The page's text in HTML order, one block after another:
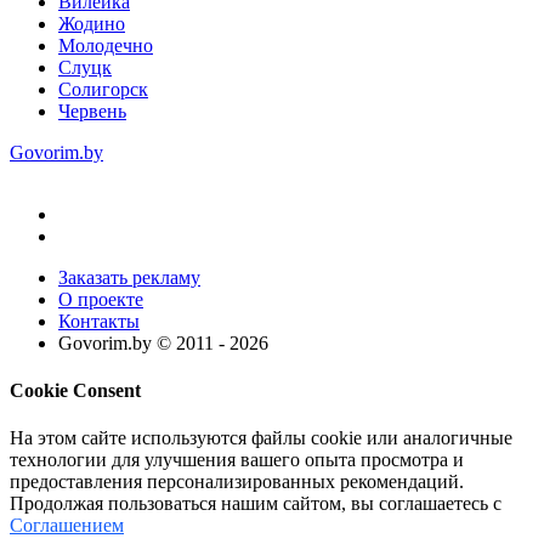
Жодино
Молодечно
Слуцк
Солигорск
Червень
Govorim.by
Заказать рекламу
О проекте
Контакты
Govorim.by © 2011 - 2026
Cookie Consent
На этом сайте используются файлы cookie или аналогичные
технологии для улучшения вашего опыта просмотра и
предоставления персонализированных рекомендаций.
Продолжая пользоваться нашим сайтом, вы соглашаетесь с
Соглашением